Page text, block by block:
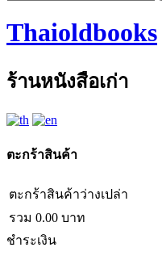
Thaioldbooks
ร้านหนังสือเก่า
ตะกร้าสินค้า
ตะกร้าสินค้าว่างเปล่า
รวม 0.00 บาท
ชำระเงิน